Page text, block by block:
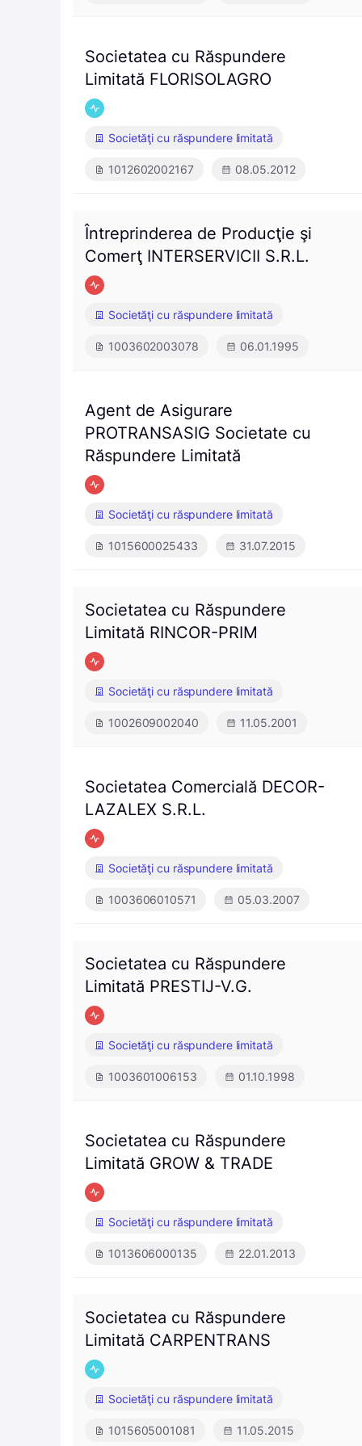
Societatea cu Răspundere
Limitată FLORISOLAGRO
Societăţi cu răspundere limitată
1012602002167 08.05.2012
Întreprinderea de Producţie şi
Comerţ INTERSERVICII S.R.L.
Societăţi cu răspundere limitată
1003602003078 06.01.1995
Agent de Asigurare
PROTRANSASIG Societate cu
Răspundere Limitată
Societăţi cu răspundere limitată
1015600025433 31.07.2015
Societatea cu Răspundere
Limitată RINCOR-PRIM
Societăţi cu răspundere limitată
1002609002040 11.05.2001
Societatea Comercială DECOR-
LAZALEX S.R.L.
Societăţi cu răspundere limitată
1003606010571 05.03.2007
Societatea cu Răspundere
Limitată PRESTIJ-V.G.
Societăţi cu răspundere limitată
1003601006153 01.10.1998
Societatea cu Răspundere
Limitată GROW & TRADE
Societăţi cu răspundere limitată
1013606000135 22.01.2013
Societatea cu Răspundere
Limitată CARPENTRANS
Societăţi cu răspundere limitată
1015605001081 11.05.2015